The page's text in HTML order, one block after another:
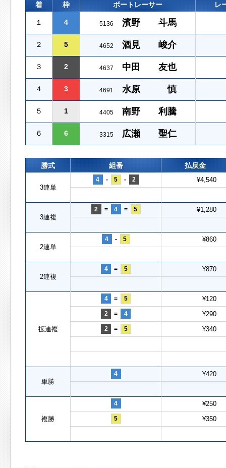
着 枠 ボートレーサー レ
１ 4 5136 濱野 斗馬
２ 5 4652 酒見 峻介
３ 2 4637 中田 友也
４ 3 4691 水原 慎
５ 1 4405 南野 利騰
６ 6 3315 広瀬 聖仁
勝式 組番 払戻金
3連単
4 - 5 - 2 ¥4,540
3連複
2 = 4 = 5 ¥1,280
2連単
4 - 5 ¥860
2連複
4 = 5 ¥870
拡連複
4 = 5 ¥120
2 = 4 ¥290
2 = 5 ¥340
単勝
4 ¥420
複勝
4 ¥250
5 ¥350